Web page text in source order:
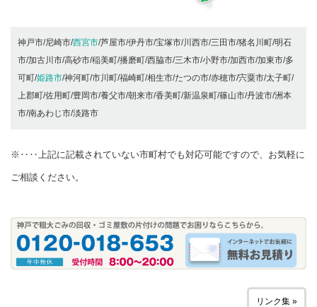
神戸市/尼崎市/西宮市/芦屋市/伊丹市/宝塚市/川西市/三田市/猪名川町/明石
市/加古川市/高砂市/稲美町/播磨町/西脇市/三木市/小野市/加西市/加東市/多
可町/姫路市/神河町/市川町/福崎町/相生市/たつの市/赤穂市/宍粟市/太子町/
上郡町/佐用町/豊岡市/養父市/朝来市/香美町/新温泉町/篠山市/丹波市/洲本
市/南あわじ市/淡路市
※‥‥上記に記載されていない市町村でも対応可能ですので、お気軽に
ご相談ください。
リンク集 »